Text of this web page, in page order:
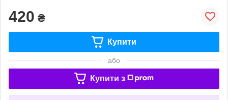
420 ₴
Купити
або
Купити з